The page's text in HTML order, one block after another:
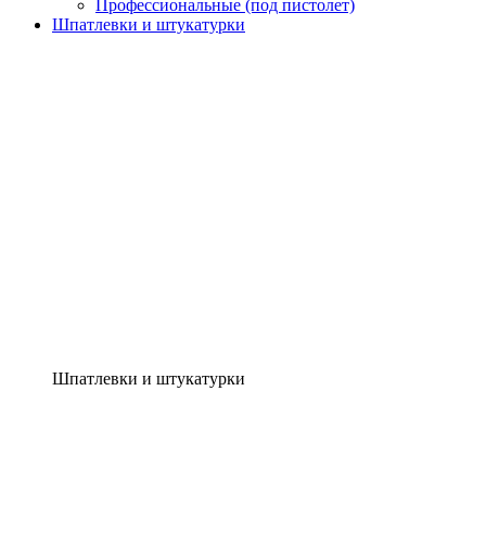
Профессиональные (под пистолет)
Шпатлевки и штукатурки
Шпатлевки и штукатурки